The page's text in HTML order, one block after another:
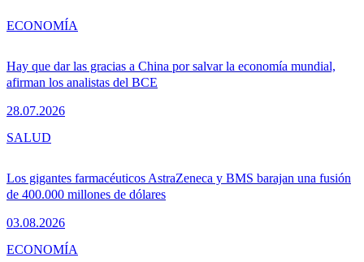
Hay que dar las gracias a China por salvar la economía mundial,
afirman los analistas del BCE
28.07.2026
ECONOMÍA
Los gigantes farmacéuticos AstraZeneca y BMS barajan una fusión
de 400.000 millones de dólares
03.08.2026
SALUD
ECONOMÍA